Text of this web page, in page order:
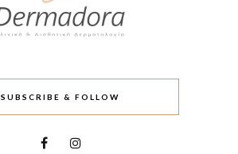
SUBSCRIBE & FOLLOW